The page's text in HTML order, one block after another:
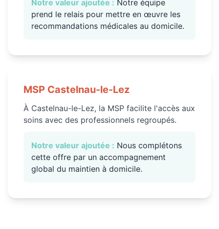
Notre valeur ajoutée : Notre équipe
prend le relais pour mettre en œuvre les
recommandations médicales au domicile.
MSP Castelnau-le-Lez
À Castelnau-le-Lez, la MSP facilite l'accès aux
soins avec des professionnels regroupés.
Notre valeur ajoutée : Nous complétons
cette offre par un accompagnement
global du maintien à domicile.